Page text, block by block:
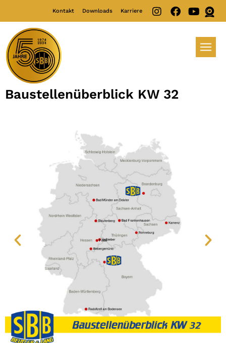
Kontakt Downloads Karriere
Baustellenüberblick KW 32